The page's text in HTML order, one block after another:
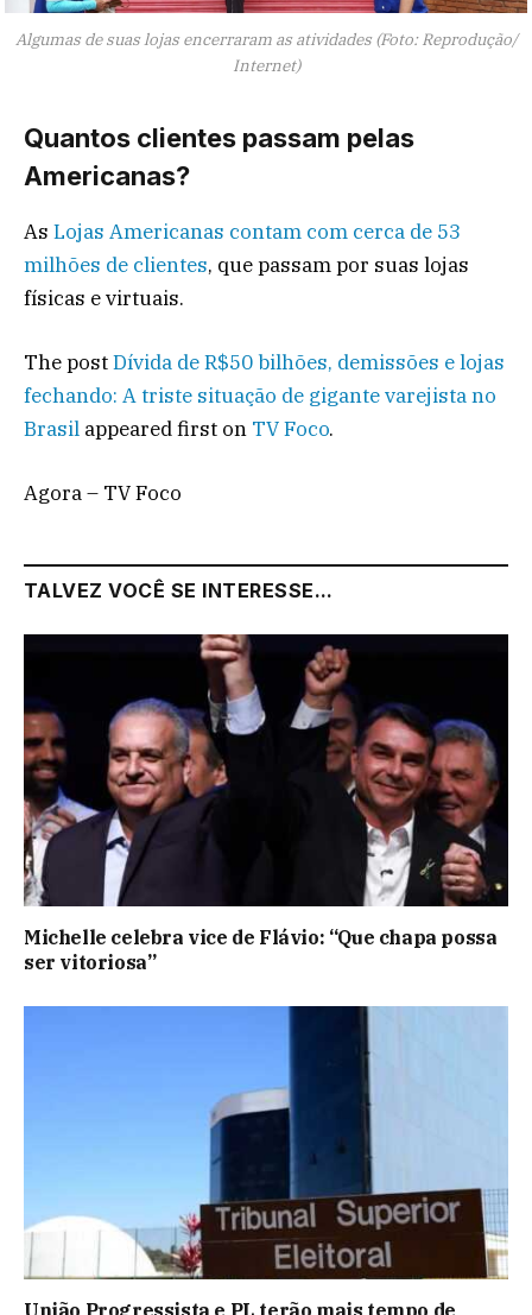
Algumas de suas lojas encerraram as atividades (Foto: Reprodução/
Internet)
Quantos clientes passam pelas
Americanas?
As Lojas Americanas contam com cerca de 53
milhões de clientes, que passam por suas lojas
físicas e virtuais.
The postDívida de R$50 bilhões, demissões e lojas
fechando: A triste situação de gigante varejista no
Brasil appeared first on TV Foco.
Agora – TV Foco
TALVEZ VOCÊ SE INTERESSE...
Michelle celebra vice de Flávio: “Que chapa possa
ser vitoriosa”
União Progressista e PL terão mais tempo de